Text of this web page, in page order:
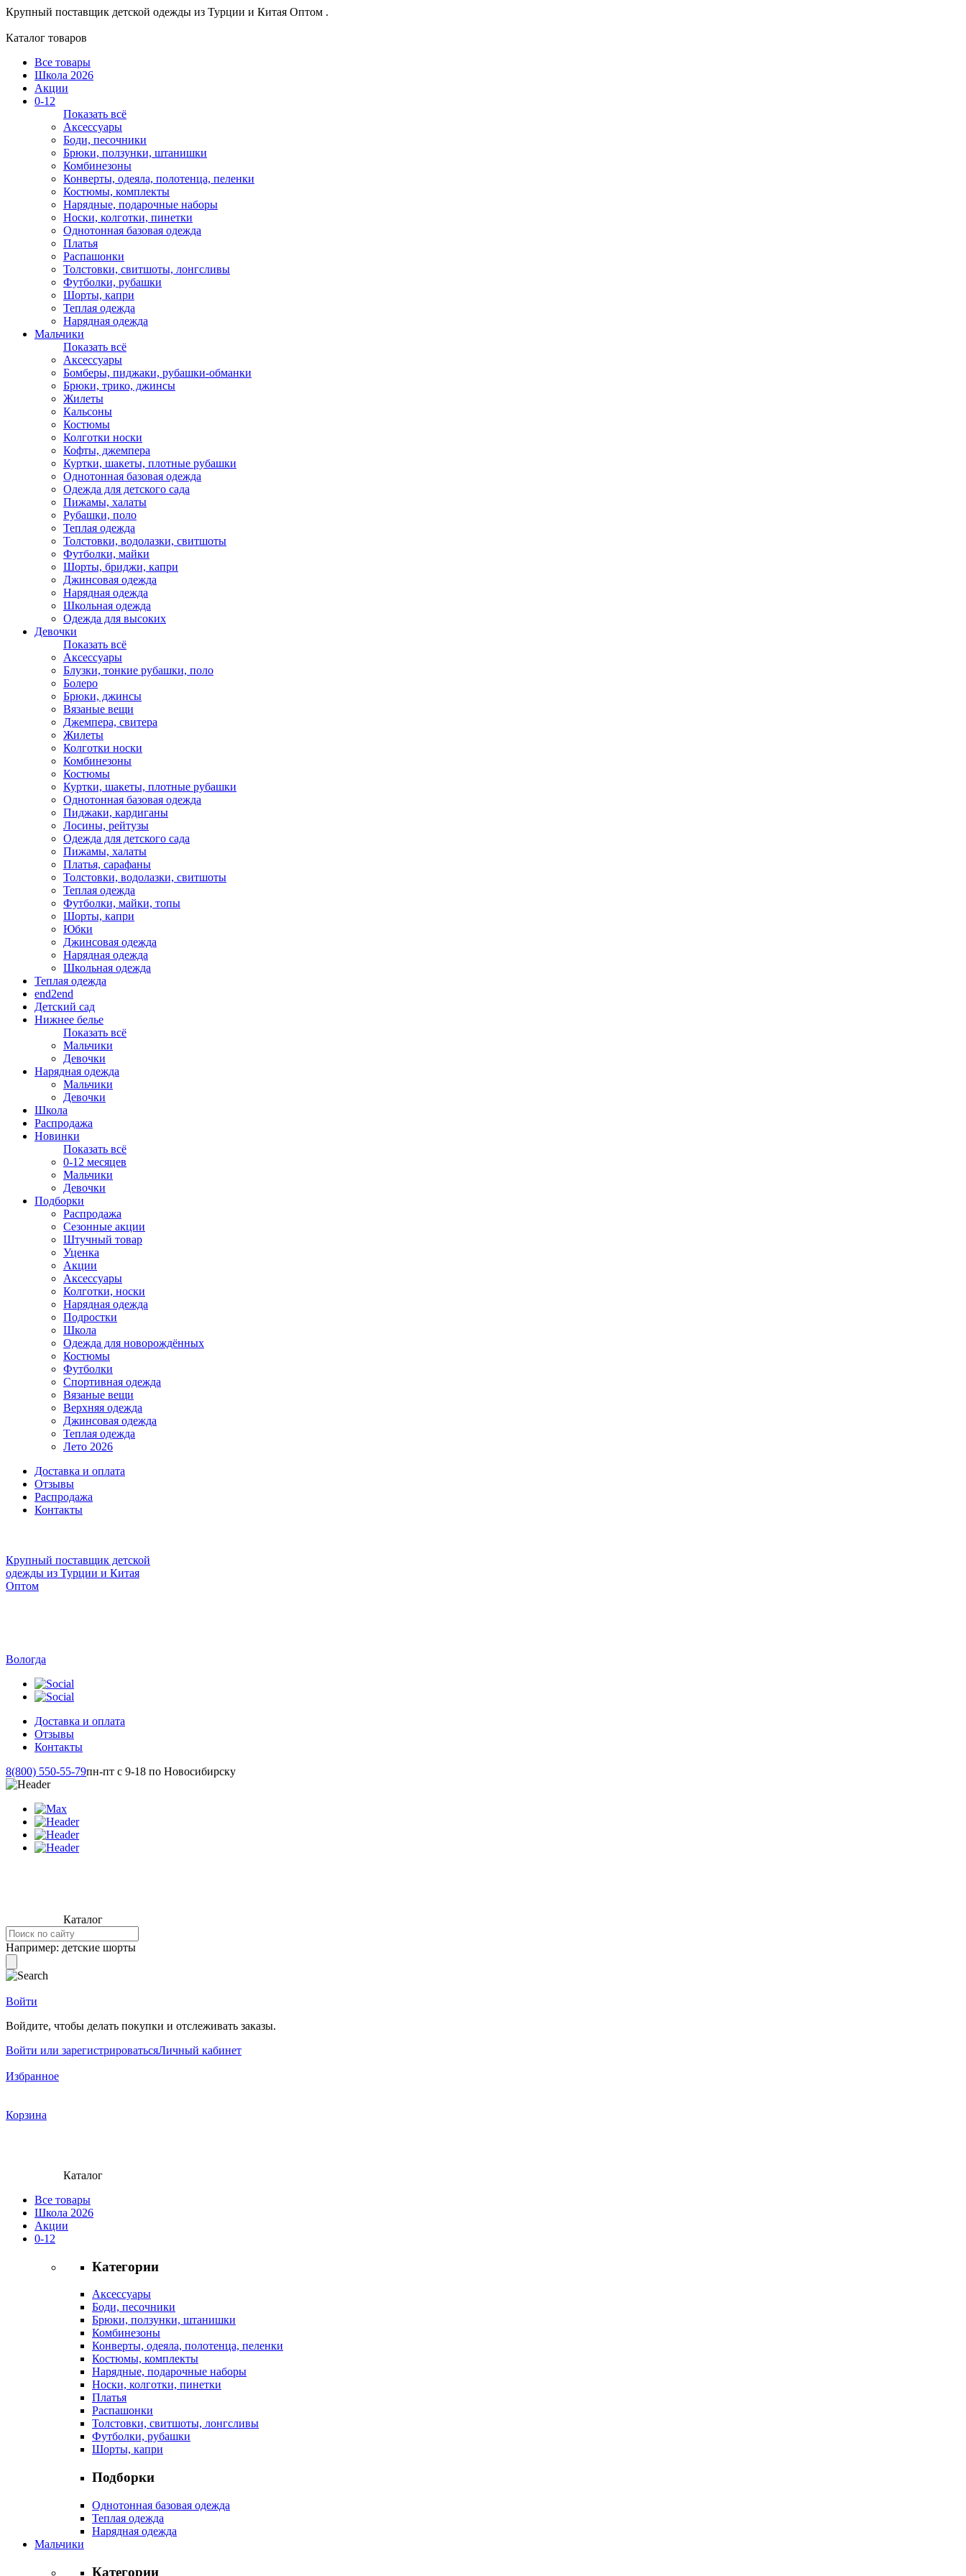
Крупный поставщик детской одежды из Турции и Китая Оптом .
Каталог товаров
Все товары
Школа 2026
Акции
0-12
Показать всё
Аксессуары
Боди, песочники
Брюки, ползунки, штанишки
Комбинезоны
Конверты, одеяла, полотенца, пеленки
Костюмы, комплекты
Нарядные, подарочные наборы
Носки, колготки, пинетки
Однотонная базовая одежда
Платья
Распашонки
Толстовки, свитшоты, лонгсливы
Футболки, рубашки
Шорты, капри
Теплая одежда
Нарядная одежда
Мальчики
Показать всё
Аксессуары
Бомберы, пиджаки, рубашки-обманки
Брюки, трико, джинсы
Жилеты
Кальсоны
Костюмы
Колготки носки
Кофты, джемпера
Куртки, шакеты, плотные рубашки
Однотонная базовая одежда
Одежда для детского сада
Пижамы, халаты
Рубашки, поло
Теплая одежда
Толстовки, водолазки, свитшоты
Футболки, майки
Шорты, бриджи, капри
Джинсовая одежда
Нарядная одежда
Школьная одежда
Одежда для высоких
Девочки
Показать всё
Аксессуары
Блузки, тонкие рубашки, поло
Болеро
Брюки, джинсы
Вязаные вещи
Джемпера, свитера
Жилеты
Колготки носки
Комбинезоны
Костюмы
Куртки, шакеты, плотные рубашки
Однотонная базовая одежда
Пиджаки, кардиганы
Лосины, рейтузы
Одежда для детского сада
Пижамы, халаты
Платья, сарафаны
Толстовки, водолазки, свитшоты
Теплая одежда
Футболки, майки, топы
Шорты, капри
Юбки
Джинсовая одежда
Нарядная одежда
Школьная одежда
Теплая одежда
end2end
Детский сад
Нижнее белье
Показать всё
Мальчики
Девочки
Нарядная одежда
Мальчики
Девочки
Школа
Распродажа
Новинки
Показать всё
0-12 месяцев
Мальчики
Девочки
Подборки
Распродажа
Сезонные акции
Штучный товар
Уценка
Акции
Аксессуары
Колготки, носки
Нарядная одежда
Подростки
Школа
Одежда для новорождённых
Костюмы
Футболки
Спортивная одежда
Вязаные вещи
Верхняя одежда
Джинсовая одежда
Теплая одежда
Лето 2026
Доставка и оплата
Отзывы
Распродажа
Контакты
Крупный поставщик детской
одежды из Турции и Китая
Оптом
Вологда
Доставка и оплата
Отзывы
Контакты
8(800) 550-55-79пн-пт с 9-18 по Новосибирску
Каталог
Например: детские шорты
Войти
Войдите, чтобы делать покупки и отслеживать заказы.
Войти или зарегистрироватьсяЛичный кабинет
Избранное
Корзина
Каталог
Все товары
Школа 2026
Акции
0-12
Категории
Аксессуары
Боди, песочники
Брюки, ползунки, штанишки
Комбинезоны
Конверты, одеяла, полотенца, пеленки
Костюмы, комплекты
Нарядные, подарочные наборы
Носки, колготки, пинетки
Платья
Распашонки
Толстовки, свитшоты, лонгсливы
Футболки, рубашки
Шорты, капри
Подборки
Однотонная базовая одежда
Теплая одежда
Нарядная одежда
Мальчики
Категории